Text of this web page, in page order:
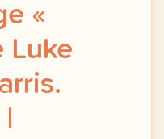
«
Luke